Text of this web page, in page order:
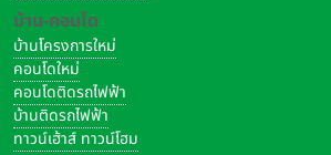
บ้าน-คอนโด
บ้านโครงการใหม่
คอนโดใหม่
คอนโดติดรถไฟฟ้า
บ้านติดรถไฟฟ้า
ทาวน์เฮ้าส์ ทาวน์โฮม